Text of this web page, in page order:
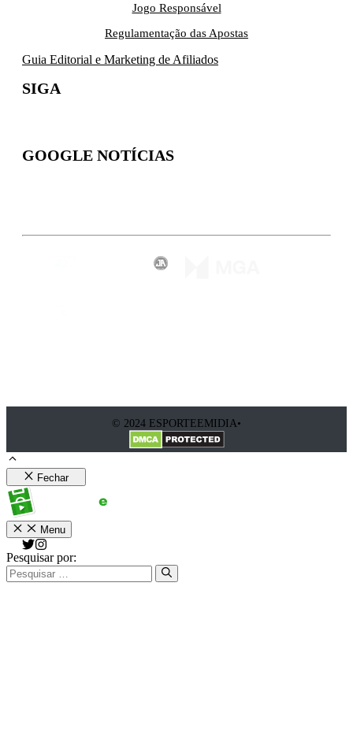
Jogo Responsável
Regulamentação das Apostas
Guia Editorial e Marketing de Afiliados
SIGA
GOOGLE NOTÍCIAS
© 2024 ESPORTEEMIDIA•
Fechar
Menu
Pesquisar por: